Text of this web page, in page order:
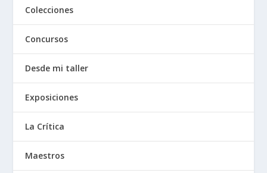
Colecciones
Concursos
Desde mi taller
Exposiciones
La Crítica
Maestros